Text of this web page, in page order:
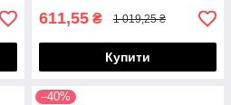
611,55 ₴ 1 019,25 ₴
Купити
–40%